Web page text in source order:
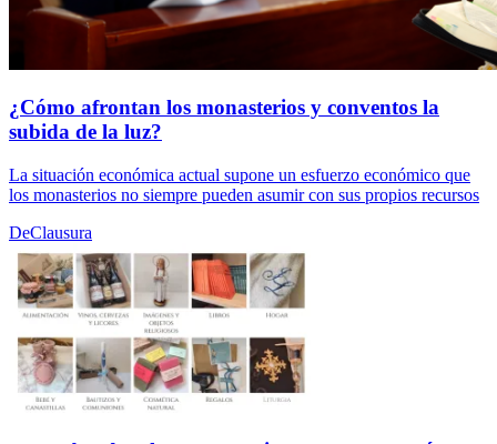
¿Cómo afrontan los monasterios y conventos la
subida de la luz?
La situación económica actual supone un esfuerzo económico que
los monasterios no siempre pueden asumir con sus propios recursos
DeClausura